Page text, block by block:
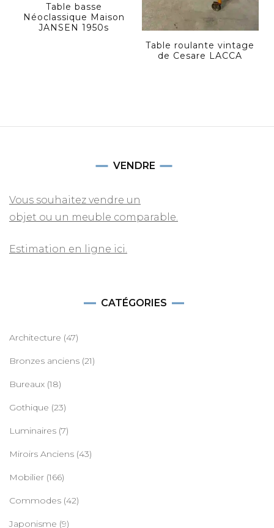
Table basse
Néoclassique Maison
JANSEN 1950s
Table roulante vintage
de Cesare LACCA
VENDRE
Vous souhaitez vendre un
objet ou un meuble comparable.
Estimation en ligne ici.
CATÉGORIES
Architecture (47)
Bronzes anciens (21)
Bureaux (18)
Gothique (23)
Luminaires (7)
Miroirs Anciens (43)
Mobilier (166)
Commodes (42)
Japonisme (9)